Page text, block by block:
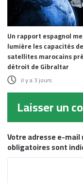
Un rapport espagnol
lumière les capacités
satellites marocains
détroit de Gibraltar
il y a 3 jours
Laisser un
Votre adresse e-mail
obligatoires sont